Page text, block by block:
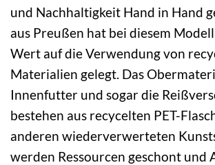
und Nachhaltigkeit Hand in Hand
aus Preußen hat bei diesem
Wert auf die Verwendung von
Materialien gelegt. Das
Innenfutter und sogar die
bestehen aus recycelten PET-
anderen wiederverwerteten
werden Ressourcen geschont und